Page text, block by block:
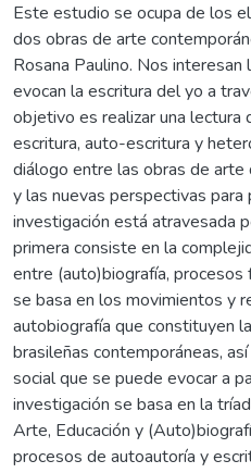
Este estudio se ocupa de los
dos obras de arte
Rosana Paulino. Nos
evocan la escritura del yo a
objetivo es realizar una
escritura, auto-escritura y
diálogo entre las obras de arte
y las nuevas perspectivas para
investigación está atravesada
primera consiste en la
entre (auto)biografía, procesos
se basa en los movimientos y
autobiografía que constituyen
brasileñas contemporáneas,
social que se puede evocar a
investigación se basa en la
Arte, Educación y
procesos de autoautoría y